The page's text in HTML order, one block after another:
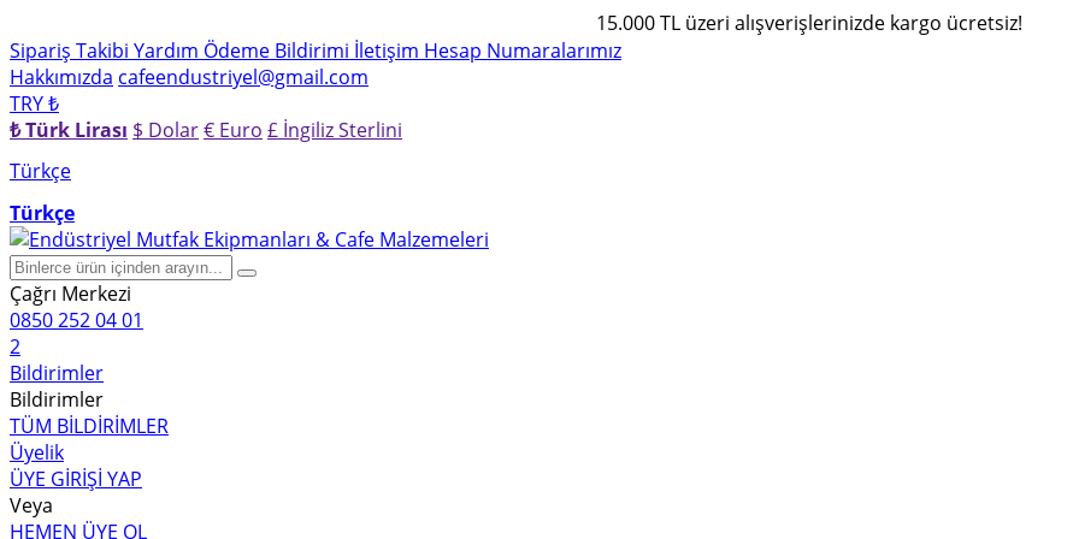
15.000 TL üzeri alışverişlerinizde kargo ücretsiz!
Sipariş Takibi Yardım Ödeme Bildirimi İletişim Hesap Numaralarımız
Hakkımızda cafeendustriyel@gmail.com
TRY ₺
₺ Türk Lirası $ Dolar€ Euro £ İngiliz Sterlini
Türkçe
Türkçe
Çağrı Merkezi
0850 252 04 01
2
Bildirimler
Bildirimler
TÜM BİLDİRİMLER
Üyelik
ÜYE GİRİŞİ YAP
Veya
HEMEN ÜYE OL